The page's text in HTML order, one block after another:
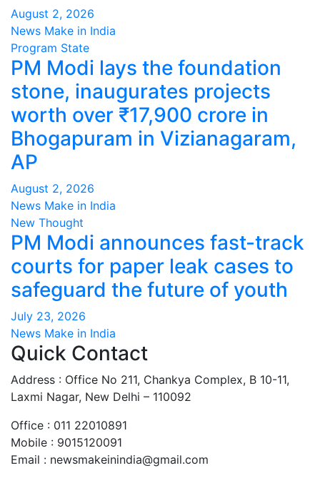
August 2, 2026
News Make in India
Program State
PM Modi lays the foundation
stone, inaugurates projects
worth over ₹17,900 crore in
Bhogapuram in Vizianagaram,
AP
August 2, 2026
News Make in India
New Thought
PM Modi announces fast-track
courts for paper leak cases to
safeguard the future of youth
July 23, 2026
News Make in India
Quick Contact
Address : Office No 211, Chankya Complex, B 10-11,
Laxmi Nagar, New Delhi – 110092
Office : 011 22010891
Mobile : 9015120091
Email : newsmakeinindia@gmail.com